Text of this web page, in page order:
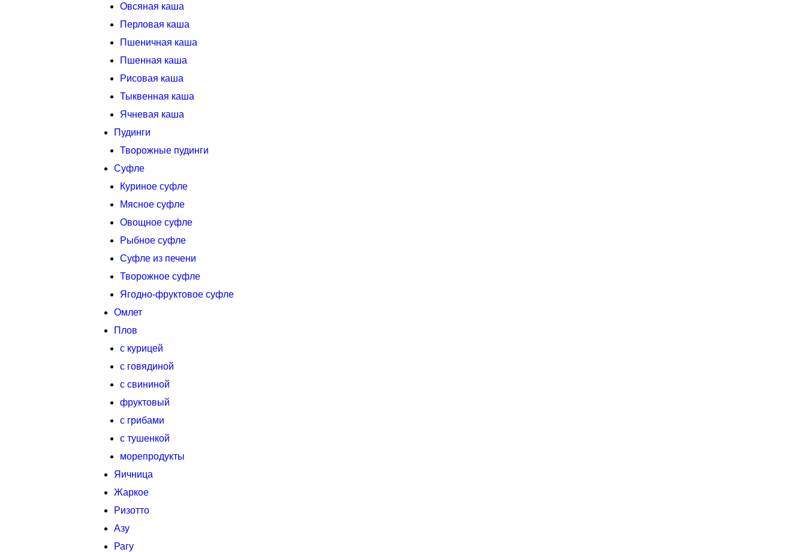
Овсяная каша
Перловая каша
Пшеничная каша
Пшенная каша
Рисовая каша
Тыквенная каша
Ячневая каша
Пудинги
Творожные пудинги
Суфле
Куриное суфле
Мясное суфле
Овощное суфле
Рыбное суфле
Суфле из печени
Творожное суфле
Ягодно-фруктовое суфле
Омлет
Плов
с курицей
с говядиной
с свининой
фруктовый
с грибами
с тушенкой
морепродукты
Яичница
Жаркое
Ризотто
Азу
Рагу